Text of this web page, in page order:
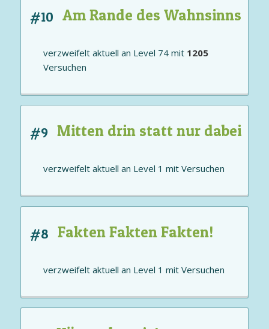
#10 Am Rande des Wahnsinns
verzweifelt aktuell an Level 74 mit 1205
Versuchen
#9 Mitten drin statt nur dabei
verzweifelt aktuell an Level 1 mitVersuchen
#8 Fakten Fakten Fakten!
verzweifelt aktuell an Level 1 mitVersuchen